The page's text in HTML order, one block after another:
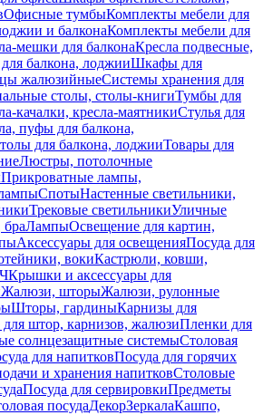
Офисные тумбыКомплекты мебели для
и балконаКомплекты мебели для
мешки для балконаКресла подвесные,
балкона, лоджииШкафы для
жалюзийныеСистемы хранения для
столы, столы-книгиТумбы для
качалки, кресла-маятникиСтулья для
пуфы для балкона,
для балкона, лоджииТовары для
Люстры, потолочные
Прикроватные лампы,
СпотыНастенные светильники,
Трековые светильникиУличные
ЛампыОсвещение для картин,
Аксессуары для освещенияПосуда для
вокиКастрюли, ковши,
Крышки и аксессуары для
Жалюзи, шторыЖалюзи, рулонные
Шторы, гардиныКарнизы для
штор, карнизов, жалюзиПленки для
солнцезащитные системыСтоловая
для напитковПосуда для горячих
и хранения напитковСтоловые
Посуда для сервировкиПредметы
посудаДекорЗеркалаКашпо,